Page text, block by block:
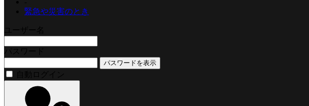
緊急や災害のとき
パスワードを表示